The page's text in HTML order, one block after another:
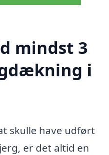
mindst 3
i
skulle have udført
er det altid en